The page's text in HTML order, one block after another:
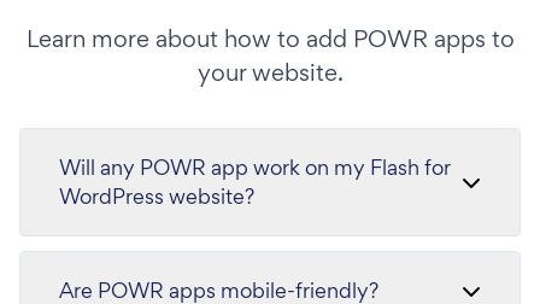
Learn more about how to add POWR apps to
your website.
Will any POWR app work on my Flash for
WordPress website?
Are POWR apps mobile-friendly?